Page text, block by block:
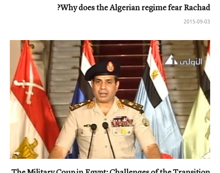
Why does the Algerian regime fear Rachad?
2015-09-03